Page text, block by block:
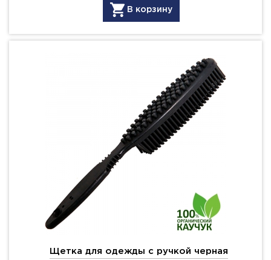
В корзину
Щетка для одежды с ручкой черная